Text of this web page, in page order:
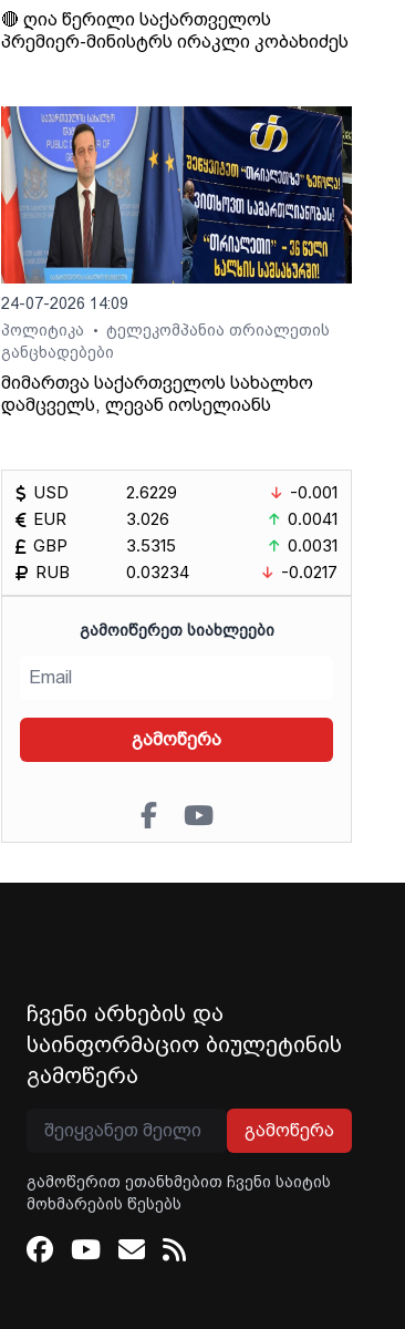
🔴 ღია წერილი საქართველოს
პრემიერ-მინისტრს ირაკლი კობახიძეს
24-07-2026 14:09
პოლიტიკა
•
ტელეკომპანია თრიალეთის
განცხადებები
მიმართვა საქართველოს სახალხო
დამცველს, ლევან იოსელიანს
USD
EUR
GBP
RUB
2.6229
3.026
3.5315
0.03234
-0.001
0.0041
0.0031
-0.0217
ᲒᲐᲛᲝᲘᲬᲔᲠᲔᲗ ᲡᲘᲐᲮᲚᲔᲔᲑᲘ
გამოწერა
ჩვენი არხების და
საინფორმაციო ბიულეტინის
გამოწერა
გამოწერა
გამოწერით ეთანხმებით ჩვენი საიტის
მოხმარების წესებს
Facebook
Youtube
Email
RSS